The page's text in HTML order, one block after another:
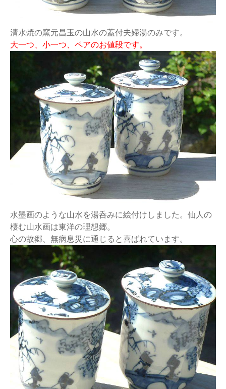
清水焼の窯元昌玉の山水の蓋付夫婦湯のみです。
大一つ、小一つ、ペアのお値段です。
水墨画のような山水を湯呑みに絵付けしました。仙人の
棲む山水画は東洋の理想郷。
心の故郷、無病息災に通じると喜ばれています。